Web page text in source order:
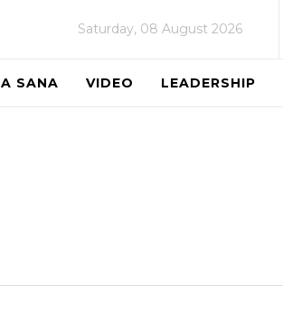
Saturday, 08 August 2026
SANA VIDEO LEADERSHIP